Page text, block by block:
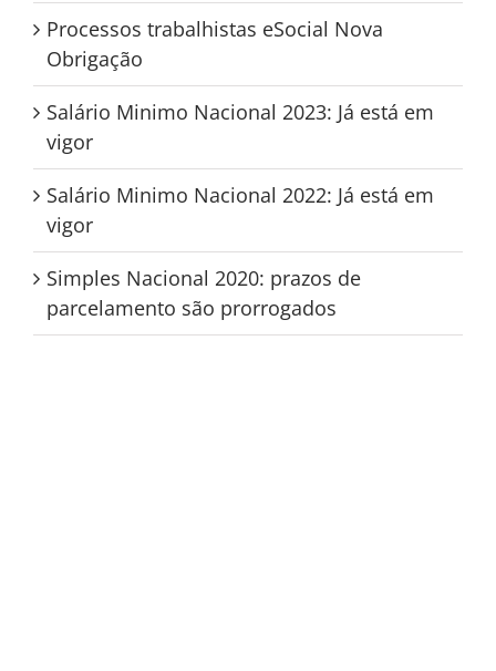
Processos trabalhistas eSocial Nova
Obrigação
Salário Minimo Nacional 2023: Já está em
vigor
Salário Minimo Nacional 2022: Já está em
vigor
Simples Nacional 2020: prazos de
parcelamento são prorrogados